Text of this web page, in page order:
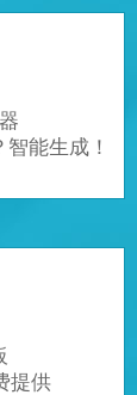
能生成！
提供